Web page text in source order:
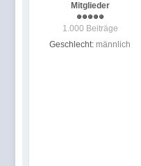
Mitglieder
1.000 Beiträge
Geschlecht: männlich